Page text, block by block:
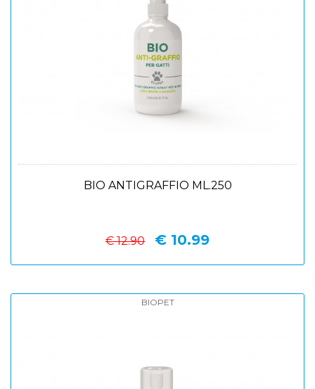
BIO ANTIGRAFFIO ML.250
€ 12.90 € 10.99
BIOPET